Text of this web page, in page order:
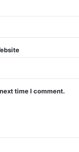
time I comment.